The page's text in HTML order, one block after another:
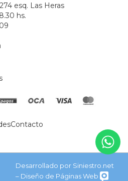
esq. Las Heras
hs.
Contacto
Desarrollado por Siniestro.net
– Diseño de Páginas Web